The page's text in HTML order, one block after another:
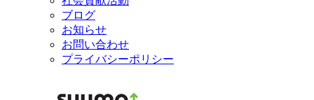
ブログ
お知らせ
お問い合わせ
プライバシーポリシー